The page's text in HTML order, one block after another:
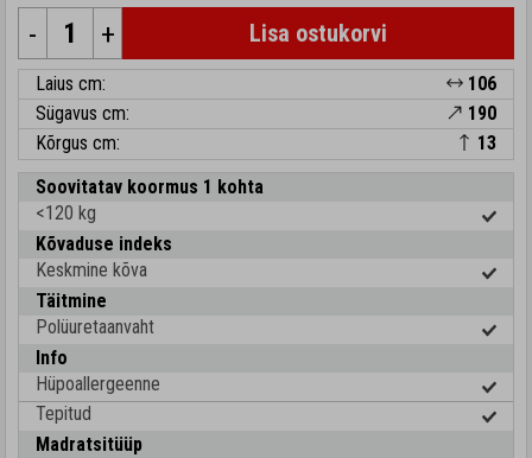
- + Lisa ostukorvi
Laius cm:
106
Sügavus cm:
190
Kõrgus cm:
13
Soovitatav koormus 1 kohta
<120 kg
Kõvaduse indeks
Keskmine kõva
Täitmine
Polüuretaanvaht
Info
Hüpoallergeenne
Tepitud
Madratsitüüp